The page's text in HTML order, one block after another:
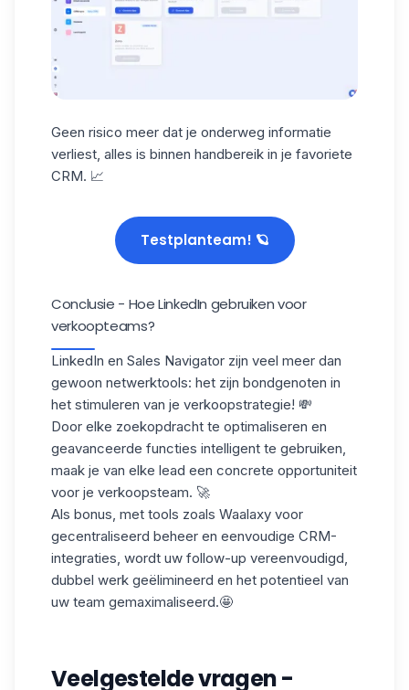
Geen risico meer dat je onderweg informatie
verliest , alles is binnen handbereik in je favoriete
CRM. 📈
Testplanteam! 🪐
Conclusie - Hoe LinkedIn gebruiken voor
verkoopteams?
LinkedIn en Sales Navigator zijn veel meer dan
gewoon netwerktools: het zijn bondgenoten in
het stimuleren van je verkoopstrategie! 💸
Door elke zoekopdracht te optimaliseren en
geavanceerde functies intelligent te gebruiken,
maak je van elke lead een concrete opportuniteit
voor je verkoopsteam. 🚀
Als bonus, met tools zoals Waalaxy voor
gecentraliseerd beheer en eenvoudige CRM-
integraties, wordt uw follow-up vereenvoudigd,
dubbel werk geëlimineerd en het potentieel van
uw team gemaximaliseerd.🤩
Veelgestelde vragen -